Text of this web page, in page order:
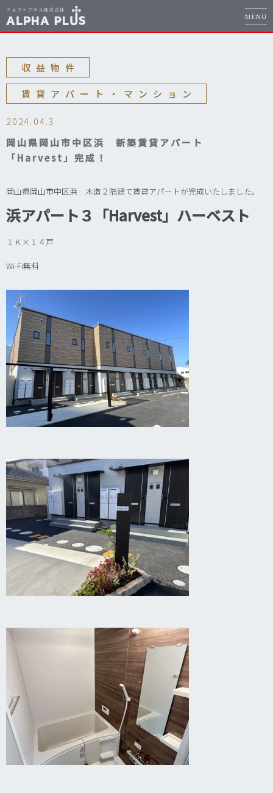
MENU
収益物件
賃貸アパート・マンション
2024.04.3
岡山県岡山市中区浜 新築賃貸アパート
「Harvest」完成！
岡山県岡山市中区浜 木造２階建て賃貸アパートが完成いたしました。
浜アパート３「Harvest」ハーベスト
１Ｋ×１４戸
Wi-Fi無料